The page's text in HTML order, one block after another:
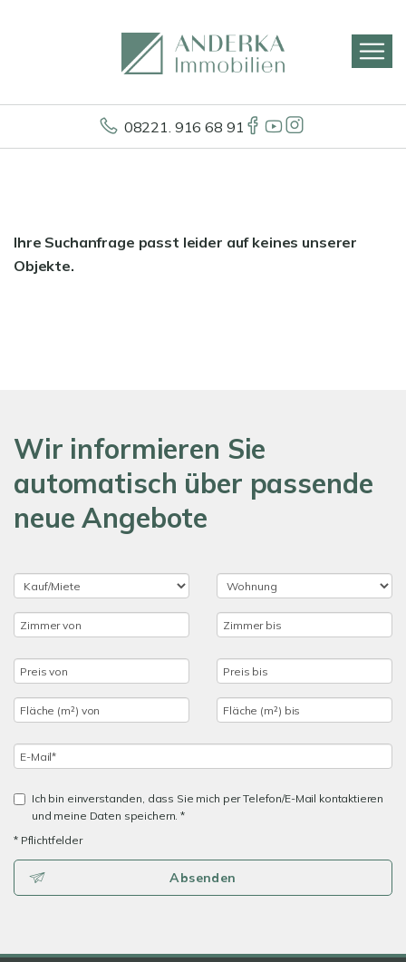
08221. 916 68 91
Ihre Suchanfrage passt leider auf keines unserer
Objekte.
Wir informieren Sie
automatisch über passende
neue Angebote
Ich bin einverstanden, dass Sie mich per Telefon/E-Mail kontaktieren
und meine Daten speichern. *
* Pflichtfelder
Absenden